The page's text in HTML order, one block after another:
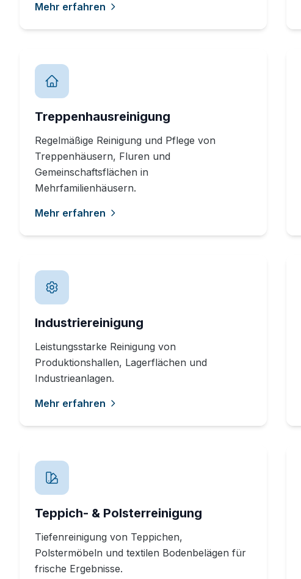
Mehr erfahren
Treppenhausreinigung
Regelmäßige Reinigung und Pflege von
Treppenhäusern, Fluren und
Gemeinschaftsflächen in
Mehrfamilienhäusern.
Mehr erfahren
Industriereinigung
Leistungsstarke Reinigung von
Produktionshallen, Lagerflächen und
Industrieanlagen.
Mehr erfahren
Teppich- & Polsterreinigung
Tiefenreinigung von Teppichen,
Polstermöbeln und textilen Bodenbelägen für
frische Ergebnisse.